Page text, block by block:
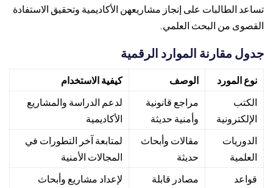
تساعد الطالبات على إنجاز مشاريعهن الأكاديمية وتحقيق الاستفادة
القصوى من البحث العلمي.
جدول مقارنة الموارد الرقمية
نوع المورد الوصف
كيفية الاستخدام
الكتب
الإلكترونية
مراجع قانونية
وأمنية حديثة
لدعم الدراسة والمشاريع
الأكاديمية
الدوريات
العلمية
مقالات وأبحاث
حديثة
لمتابعة آخر التطورات في
المجالات الأمنية
قواعد
مصادر قابلة
لإعداد مشاريع وأبحاث